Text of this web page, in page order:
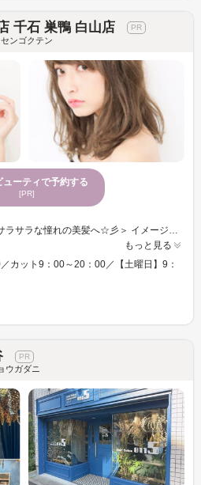
千石 巣鴨 白山店
ンゴクテン
ューティで予約する
[PR]
＜外国人風カラーが叶う♪＞＜サラサラな憧れの美髪へ☆彡＞ イメージを変えたい・似合うデザインが分からない・・・お悩みに沿ったスタイルをご提供します☆彡 手触り×持続性ばっちり！！うるうるカラーでクオリティの高い仕上がりを実現！ カラーチェンジで雰囲気を変えて新しい自分に◎ カットにカラーも合わせてトータルバランスのよい似合わせをご提供いたします☆彡 オシャレでHappyな毎日を送りませんか？一緒にお客様の魅力を引き出します！
もっと見る
カット9：00～20：00／【土曜日】9：
ウガダニ